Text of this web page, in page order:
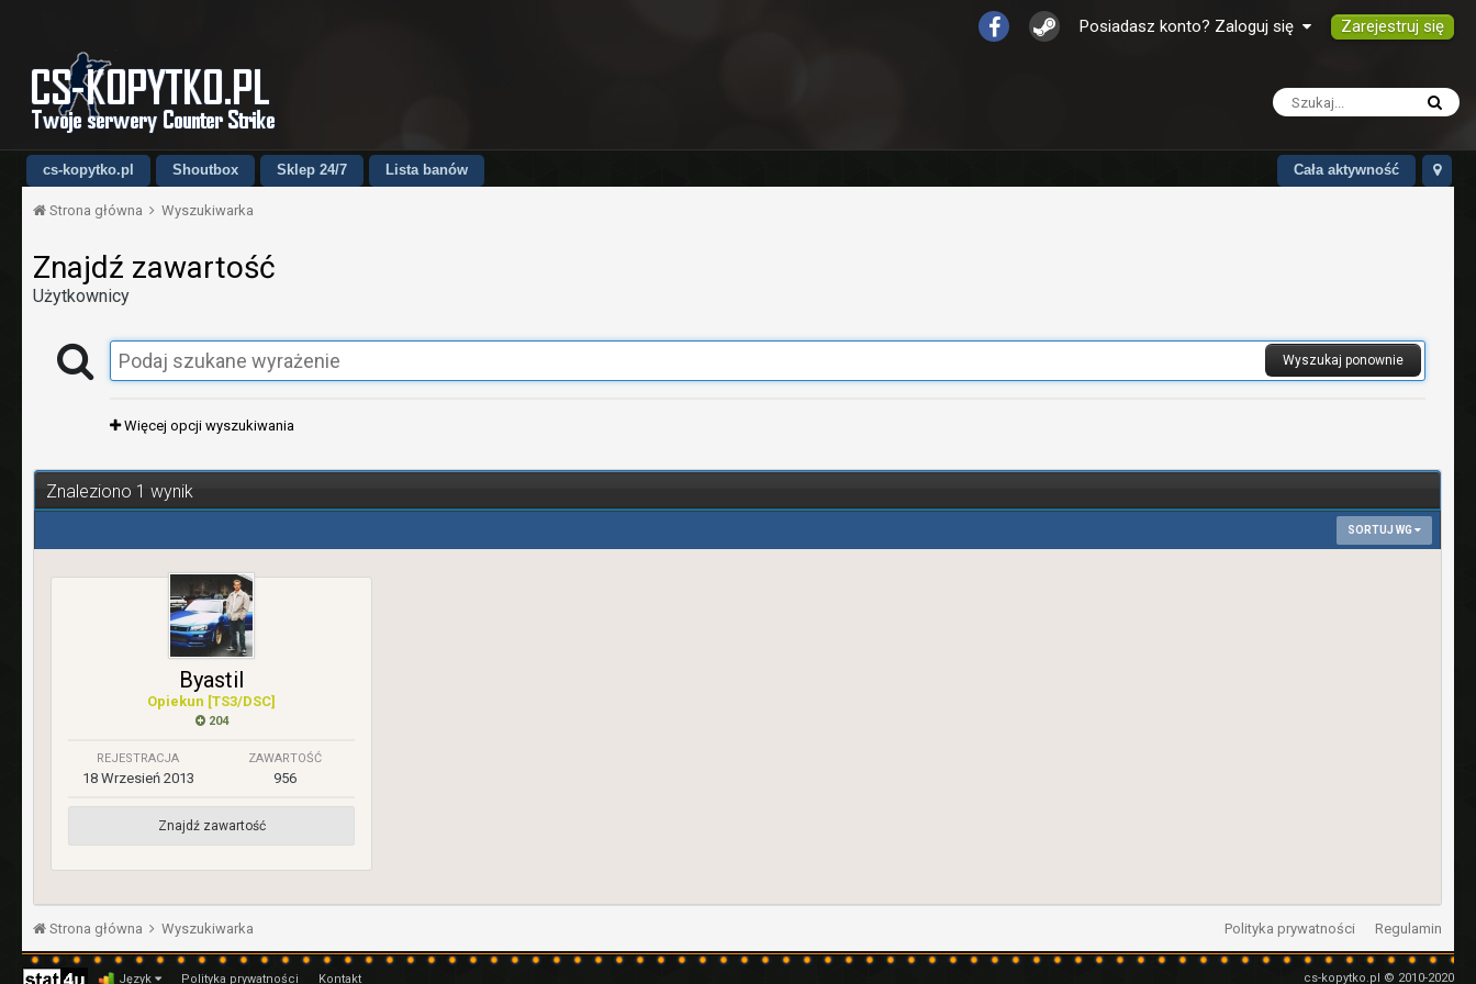
Posiadasz konto? Zaloguj się Zarejestruj się
cs-kopytko.pl Shoutbox Sklep 24/7 Lista banów Cała aktywność
Strona główna Wyszukiwarka
Znajdź zawartość
Użytkownicy
Wyszukaj ponownie
Więcej opcji wyszukiwania
Znaleziono 1 wynik
SORTUJ WG
Byastil
Opiekun [TS3/DSC]
204
REJESTRACJA
18 Wrzesień 2013
ZAWARTOŚĆ
956
Znajdź zawartość
Polityka prywatności Regulamin
Strona główna Wyszukiwarka
Język Polityka prywatności Kontakt cs-kopytko.pl © 2010-2020